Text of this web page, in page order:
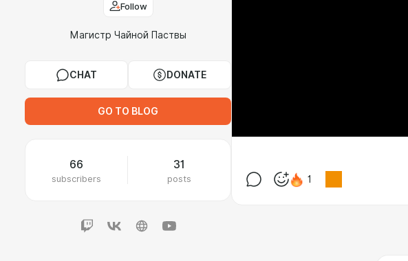
Follow
Магистр Чайной Паствы
CHAT DONATE
GO TO BLOG
66
subscribers
31
posts 1